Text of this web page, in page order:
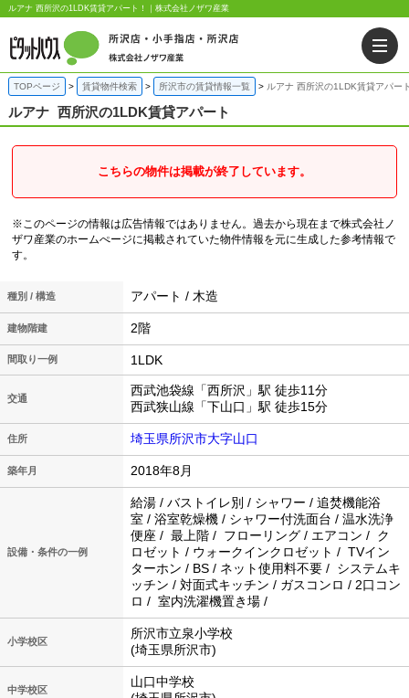
ルアナ 西所沢の1LDK賃貸アパート！｜株式会社ノザワ産業
TOPページ 賃貸物件検索 所沢市の賃貸情報一覧 ルアナ 西所沢の1LDK賃貸アパー
ルアナ 西所沢の1LDK賃貸アパート
こちらの物件は掲載が終了しています。
※このページの情報は広告情報ではありません。過去から現在まで株式会社ノ
ザワ産業のホームぺージに掲載されていた物件情報を元に生成した参考情報で
す。
種別 / 構造 アパート / 木造
建物階建 2階
間取り一例 1LDK
交通
西武池袋線「西所沢」駅 徒歩11分
西武狭山線「下山口」駅 徒歩15分
住所 埼玉県所沢市大字山口
築年月 2018年8月
設備・条件の一例
給湯 / バストイレ別 / シャワー / 追焚機能浴
室 / 浴室乾燥機 / シャワー付洗面台 / 温水洗浄
便座 / 最上階 / フローリング / エアコン / ク
ロゼット / ウォークインクロゼット / TVイン
ターホン / BS / ネット使用料不要 / システムキ
ッチン / 対面式キッチン / ガスコンロ / 2口コン
ロ / 室内洗濯機置き場 /
小学校区
所沢市立泉小学校
(埼玉県所沢市)
中学校区
山口中学校